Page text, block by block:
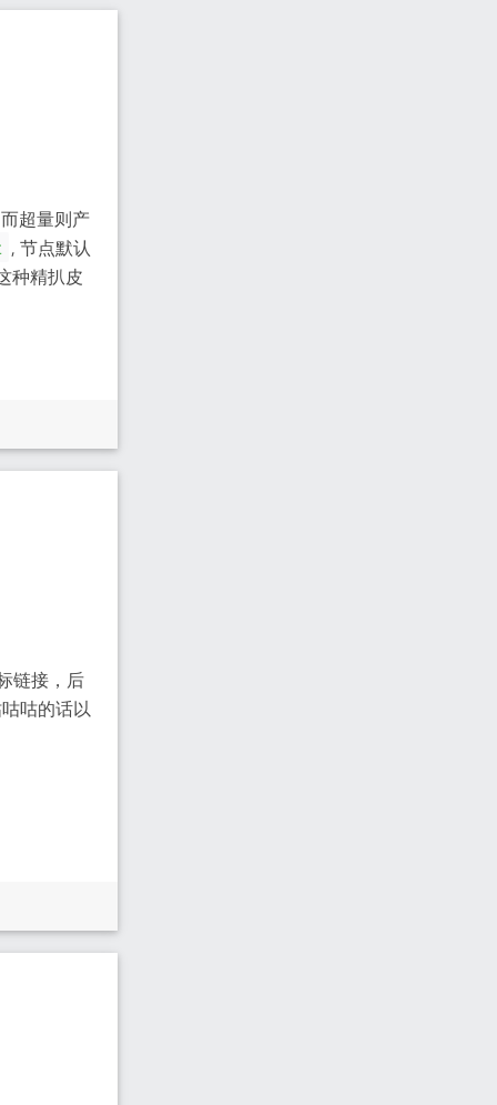
超量则产
, 节点默认
种精扒皮
链接，后
咕的话以